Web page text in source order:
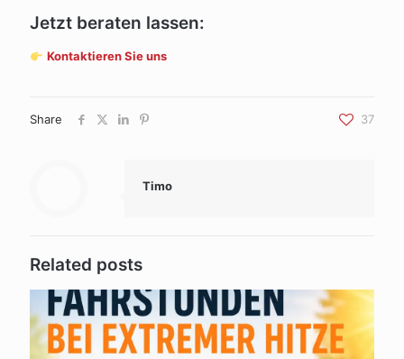
Jetzt beraten lassen:
Kontaktieren Sie uns
Share 37
Timo
Related posts